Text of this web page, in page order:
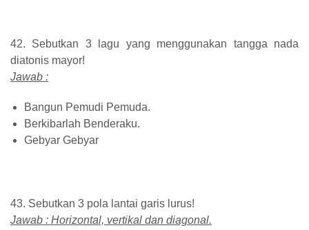
42. Sebutkan 3 lagu yang menggunakan tangga nada
diatonis mayor!
Jawab :
Bangun Pemudi Pemuda.
Berkibarlah Benderaku.
Gebyar Gebyar
43. Sebutkan 3 pola lantai garis lurus!
Jawab : Horizontal, vertikal dan diagonal.